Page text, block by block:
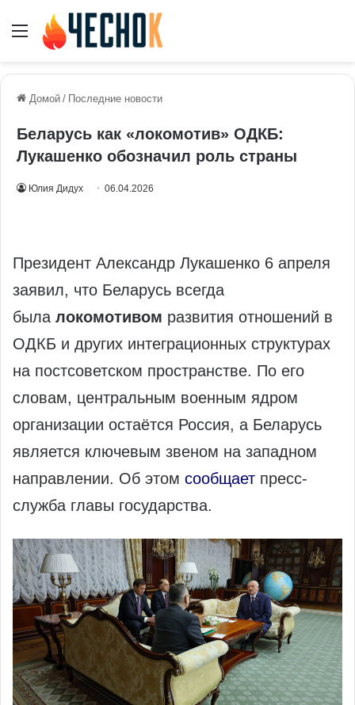
Меню
Домой / Последние новости
Беларусь как «локомотив» ОДКБ:
Лукашенко обозначил роль страны
Юлия Дидух 06.04.2026
Президент Александр Лукашенко 6 апреля
заявил, что Беларусь всегда
была локомотивом развития отношений в
ОДКБ и других интеграционных структурах
на постсоветском пространстве. По его
словам, центральным военным ядром
организации остаётся Россия, а Беларусь
является ключевым звеном на западном
направлении. Об этом сообщает пресс-
служба главы государства.